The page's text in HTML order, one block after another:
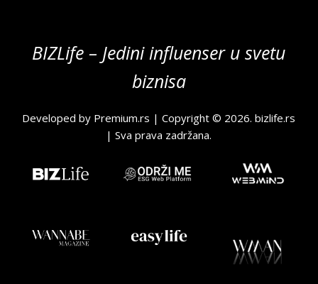
BIZLife – Jedini influenser u svetu
biznisa
Developed by Premium.rs | Copyright © 2026.bizlife.rs
| Sva prava zadržana.